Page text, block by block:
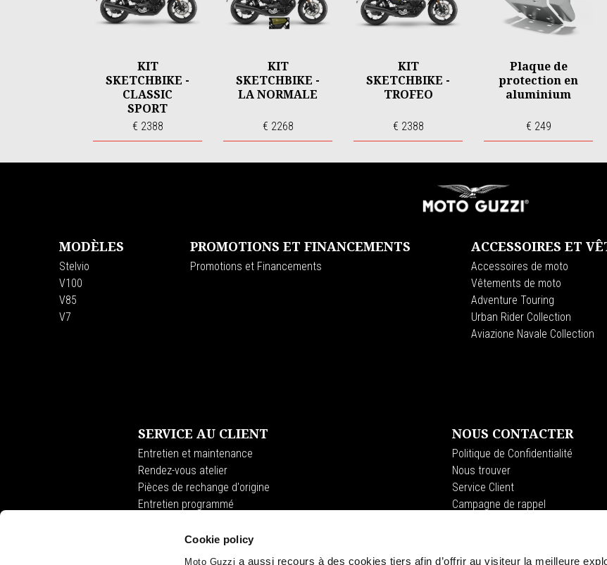
Cookie policy
Moto Guzzi a aussi recours à des cookies tiers afin d’offrir au visiteur la meilleure
KIT
SKETCHBIKE -
CLASSIC
SPORT
€ 2388
KIT
SKETCHBIKE -
LA NORMALE
€ 2268
KIT
SKETCHBIKE -
TROFEO
€ 2388
Plaque de
protection en
aluminium
€ 249
MODÈLES
Stelvio
V100
V85
V7
PROMOTIONS ET FINANCEMENTS
Promotions et Financements
ACCESSOIRES ET
Accessoires de moto
Vêtements de moto
Adventure Touring
Urban Rider Collection
Aviazione Navale Collection
SERVICE AU CLIENT
Entretien et maintenance
Rendez-vous atelier
Pièces de rechange d'origine
Entretien programmé
Assistance routière
Financement
NOUS CONTACTER
Politique de Confidentialité
Nous trouver
Service Client
Campagne de rappel